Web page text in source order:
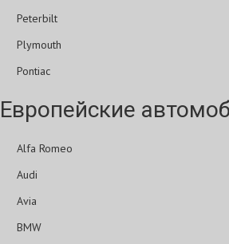
Peterbilt
Plymouth
Pontiac
Европейские
Alfa Romeo
Audi
Avia
BMW